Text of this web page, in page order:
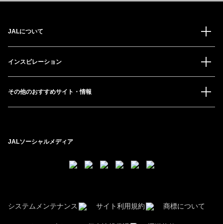
JALについて
インスピレーション
その他のおすすめサイト・情報
JALソーシャルメディア
システムメンテナンス サイト利用規約 商標について